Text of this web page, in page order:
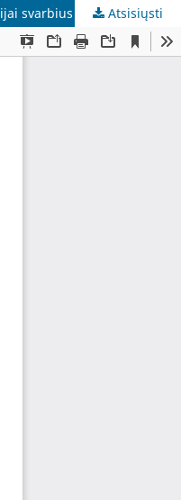
svarbius faktusAtsisiųsti